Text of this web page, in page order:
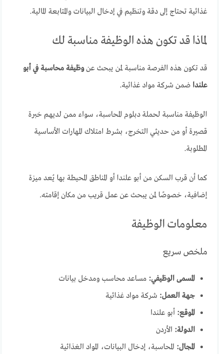
غذائية تحتاج إلى دقة وتنظيم في إدخال البيانات والمتابعة المالية.
لماذا قد تكون هذه الوظيفة مناسبة لك
قد تكون هذه الفرصة مناسبة لمن يبحث عنوظيفة محاسبة في أبو
علندا ضمن شركة مواد غذائية.
الوظيفة مناسبة لحملة دبلوم المحاسبة، سواء ممن لديهم خبرة
قصيرة أو من حديثي التخرج، بشرط امتلاك المهارات الأساسية
المطلوبة.
كما أن قرب السكن من أبو علندا أو المناطق المحيطة بها يُعد ميزة
إضافية، خصوصًا لمن يبحث عن عمل قريب من مكان إقامته.
معلومات الوظيفة
ملخص سريع
المسمى الوظيفي: مساعد محاسب ومدخل بيانات
جهة العمل: شركة مواد غذائية
الموقع: أبو علندا
الدولة: الأردن
المجال: المحاسبة، إدخال البيانات، المواد الغذائية